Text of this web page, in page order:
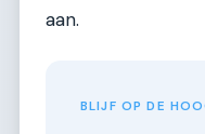
aan.
BLIJF OP DE